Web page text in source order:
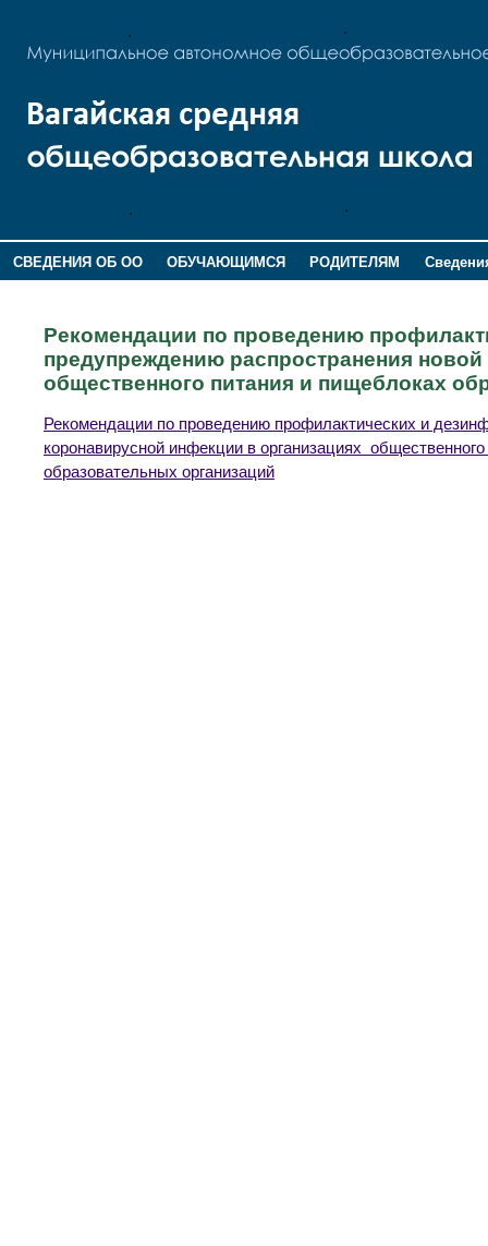
СВЕДЕНИЯ ОБ ОО ОБУЧАЮЩИМСЯ РОДИТЕЛЯМ
Рекомендации по проведению
предупреждению распространения
общественного питания и пищеблоках
Рекомендации по проведению профилактических и
коронавирусной инфекции в организациях
образовательных организаций